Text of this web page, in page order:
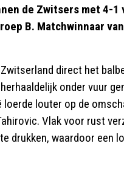
de Zwitsers met 4-1
B. Matchwinnaar
direct het
onder vuur
louter op de
Vlak voor rust
drukken, waardoor een